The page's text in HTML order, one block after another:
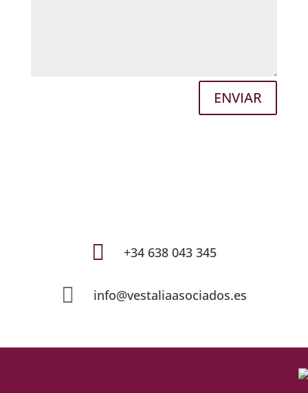
ENVIAR
 +34 638 043 345
 info@vestaliaasociados.es